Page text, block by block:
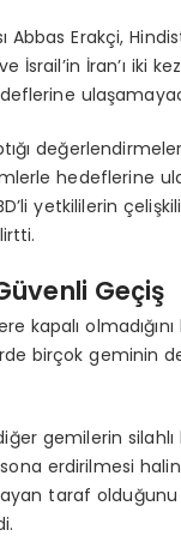
Abbas Erakçi,
ve İsrail’in İran’ı
hedeflerine
yetkililerin
Geçiş
kapalı
birçok geminin
gemilerin
erdirilmesi
taraf